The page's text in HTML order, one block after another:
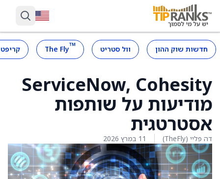
חדשות שוק ההון וול סטריט ™
The Fly
ServiceNow, Cohesity
מודיעות על שותפות
אסטרטגית
דה פליי (TheFly) 11 במרץ 2026